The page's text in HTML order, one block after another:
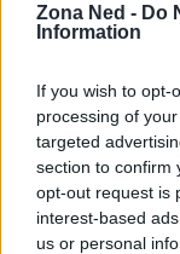
Zona Ned - Do
Information
If you wish to opt-
processing of
targeted
section to confirm
opt-out request is
interest-based
us or personal
che proposte
Cosa
Il progetto
leadership o
franchise. Le